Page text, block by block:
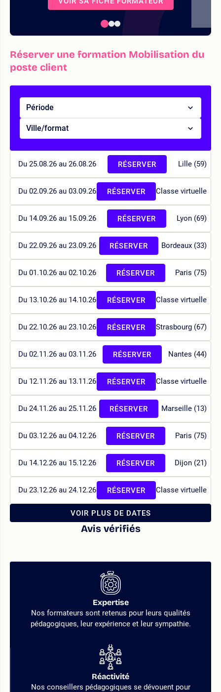
Réserver une formation Mobilisation du
poste client
Période
Ville/format
Du 25.08.26 au 26.08.26 Lille (59)
RÉSERVER
Du 02.09.26 au 03.09.26 Classe virtuelle
RÉSERVER
Du 14.09.26 au 15.09.26 Lyon (69)
RÉSERVER
Du 22.09.26 au 23.09.26 Bordeaux (33)
RÉSERVER
Du 01.10.26 au 02.10.26 Paris (75)
RÉSERVER
Du 13.10.26 au 14.10.26 Classe virtuelle
RÉSERVER
Du 22.10.26 au 23.10.26 Strasbourg (67)
RÉSERVER
Du 02.11.26 au 03.11.26 Nantes (44)
RÉSERVER
Du 12.11.26 au 13.11.26 Classe virtuelle
RÉSERVER
Du 24.11.26 au 25.11.26 Marseille (13)
RÉSERVER
Du 03.12.26 au 04.12.26 Paris (75)
RÉSERVER
Du 14.12.26 au 15.12.26 Dijon (21)
RÉSERVER
Du 23.12.26 au 24.12.26 Classe virtuelle
RÉSERVER
VOIR PLUS DE DATES
Avis vérifiés
Expertise
Nos formateurs sont retenus pour leurs qualités
pédagogiques, leur expérience et leur sympathie.
Réactivité
Nos conseillers pédagogiques se dévouent pour